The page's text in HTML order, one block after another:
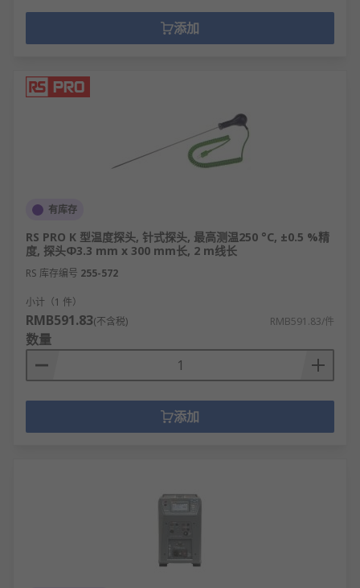
添加
有库存
RS PRO K 型温度探头, 针式探头, 最高测温250 °C, ±0.5 %精
度, 探头Φ3.3 mm x 300 mm长, 2 m线长
RS 库存编号 255-572
小计（1 件）
RMB591.83(不含税) RMB591.83/件
数量
添加